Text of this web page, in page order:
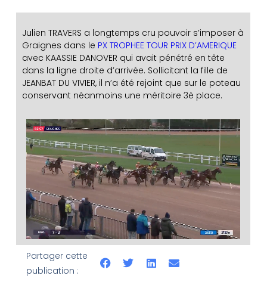
Julien TRAVERS a longtemps cru pouvoir s’imposer à
Graignes dans le PX TROPHEE TOUR PRIX D’AMERIQUE
avec KAASSIE DANOVER qui avait pénétré en tête
dans la ligne droite d’arrivée. Sollicitant la fille de
JEANBAT DU VIVIER, il n’a été rejoint que sur le poteau
conservant néanmoins une méritoire 3è place.
Partager cette
publication :